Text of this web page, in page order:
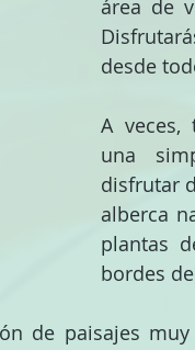
área de
desde
A veces,
una
disfrutar
alberca
plantas
bordes
de paisajes muy